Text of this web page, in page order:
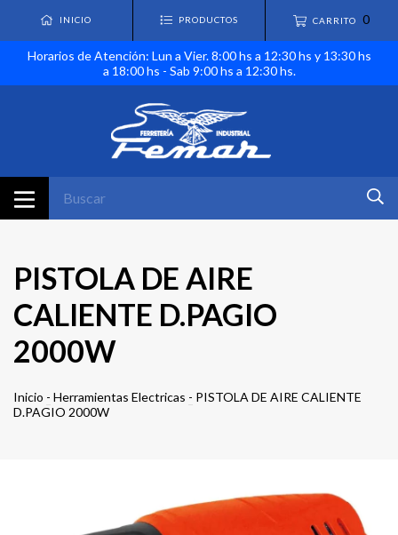
INICIO PRODUCTOS CARRITO 0
Horarios de Atención: Lun a Vier. 8:00 hs a 12:30 hs y 13:30 hs
a 18:00 hs - Sab 9:00 hs a 12:30 hs.
PISTOLA DE AIRE
CALIENTE D.PAGIO
2000W
Inicio - Herramientas Electricas - PISTOLA DE AIRE CALIENTE
D.PAGIO 2000W